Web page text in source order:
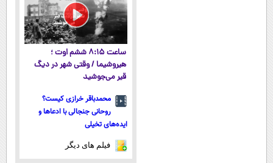
ساعت ۸:۱۵ ششم اوت ؛
هیروشیما / وقتی شهر در دیگ
قیر می‌جوشید
محمدباقر خرازی کیست؟
روحانی جنجالی با ادعاها و
ایده‌های تخیلی
فیلم های دیگر